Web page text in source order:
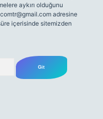
aykırı olduğunu
adresine
içerisinde sitemizden